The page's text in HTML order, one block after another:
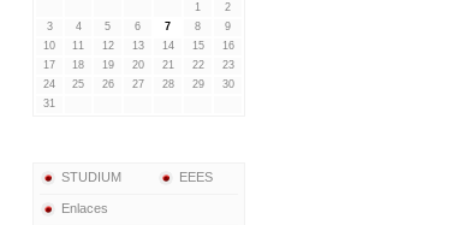
STUDIUM EEES
Enlaces